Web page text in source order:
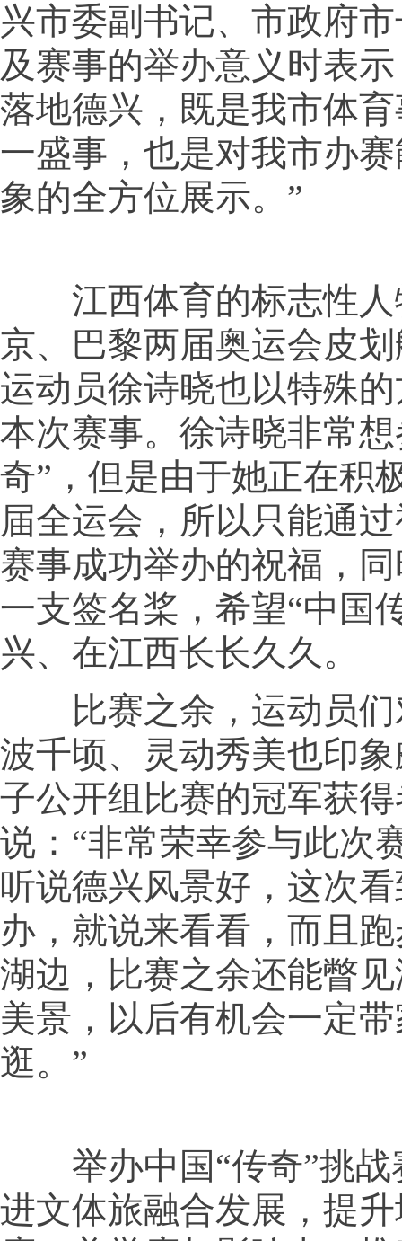
兴市委副书记、市政府
及赛事的举办意义时表
落地德兴，既是我市体
一盛事，也是对我市办
象的全方位展示。”
江西体育的标志性人
京、巴黎两届奥运会皮
运动员徐诗晓也以特殊
本次赛事。徐诗晓非常
奇”，但是由于她正在积
届全运会，所以只能通
赛事成功举办的祝福，
一支签名桨，希望“中国
兴、在江西长长久久。
比赛之余，运动员们
波千顷、灵动秀美也印
子公开组比赛的冠军获
说：“非常荣幸参与此次
听说德兴风景好，这次
办，就说来看看，而且
湖边，比赛之余还能瞥
美景，以后有机会一定
逛。”
举办中国“传奇”挑战
进文体旅融合发展，提